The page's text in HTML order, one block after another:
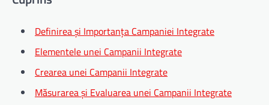
Definirea și Importanța Campaniei Integrate
Elementele unei Campanii Integrate
Crearea unei Campanii Integrate
Măsurarea și Evaluarea unei Campanii Integrate